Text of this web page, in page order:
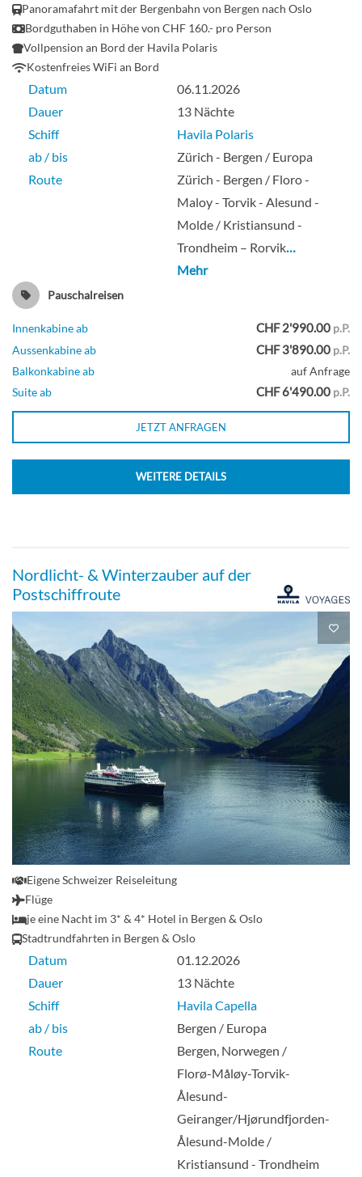
Panoramafahrt mit der Bergenbahn von Bergen nach Oslo
Bordguthaben in Höhe von CHF 160.- pro Person
Vollpension an Bord der Havila Polaris
Kostenfreies WiFi an Bord
Datum
06.11.2026
Dauer
13 Nächte
Schiff
Havila Polaris
ab / bis
Zürich - Bergen / Europa
Route
Zürich - Bergen / Floro -
Maloy - Torvik - Alesund -
Molde / Kristiansund -
Trondheim – Rorvik…
Mehr
Pauschalreisen
Innenkabine ab CHF 2'990.00 p.P.
Aussenkabine ab
CHF 3'890.00 p.P.
Balkonkabine ab
auf Anfrage
Suite ab
CHF 6'490.00 p.P.
JETZT ANFRAGEN
WEITERE DETAILS
Nordlicht- & Winterzauber auf der
Postschiffroute
Eigene Schweizer Reiseleitung
Flüge
je eine Nacht im 3* & 4* Hotel in Bergen & Oslo
Stadtrundfahrten in Bergen & Oslo
Datum
01.12.2026
Dauer
13 Nächte
Schiff
Havila Capella
ab / bis
Bergen / Europa
Route
Bergen, Norwegen /
Florø-Måløy-Torvik-
Ålesund-
Geiranger/Hjørundfjorden-
Ålesund-Molde /
Kristiansund - Trondheim